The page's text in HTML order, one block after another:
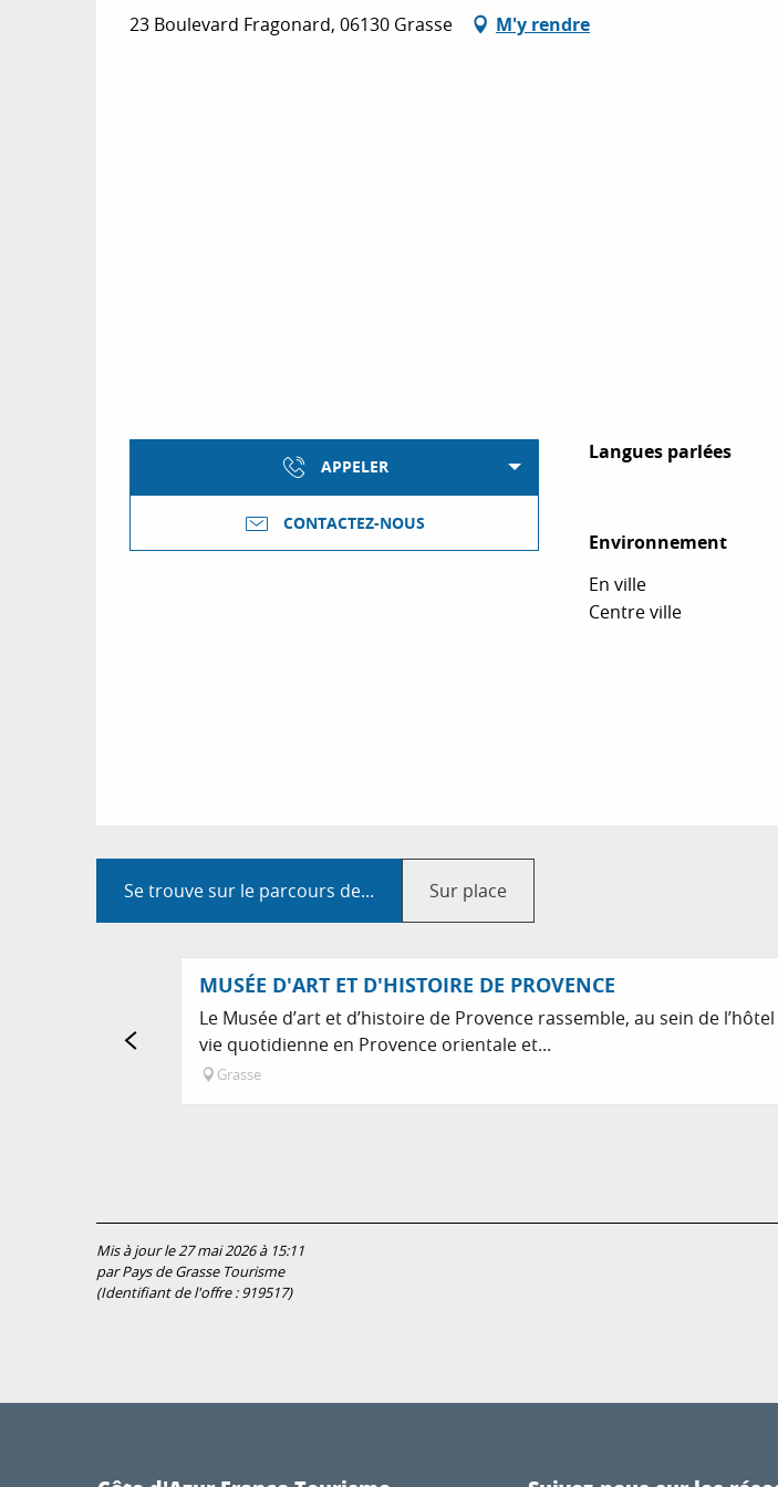
23 Boulevard Fragonard, 06130 Grasse M'y rendre
APPELER
CONTACTEZ-NOUS
Langues parlées
Langues parlées
Environnement
Environnement
En ville
Centre ville
Se trouve sur le parcours de... Sur place
MUSÉE D'ART ET D'HISTOIRE DE PROVENCE
Le Musée d’art et d’histoire de Provence rassemble, au sein de
vie quotidienne en Provence orientale et...
Grasse
Mis à jour le 27 mai 2026 à 15:11
par Pays de Grasse Tourisme
(Identifiant de l'offre :919517)